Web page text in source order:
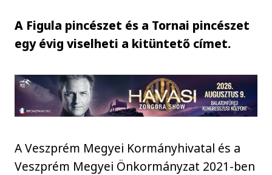
A Figula pincészet és a Tornai pincészet
egy évig viselheti a kitüntető címet.
A Veszprém Megyei Kormányhivatal és a
Veszprém Megyei Önkormányzat 2021-ben